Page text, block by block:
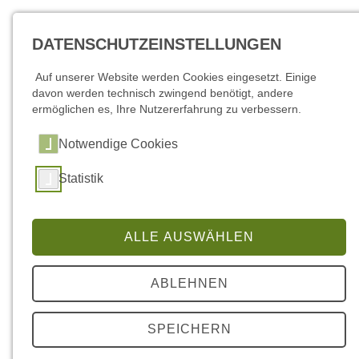
Schorfheidekurier 2020
Dezember 2020, Nr. 10/20
November 2020, Nr. 09/20
DATENSCHUTZEINSTELLUNGEN
Auf unserer Website werden Cookies eingesetzt. Einige
davon werden technisch zwingend benötigt, andere
ermöglichen es, Ihre Nutzererfahrung zu verbessern.
Notwendige Cookies
Statistik
ALLE AUSWÄHLEN
ABLEHNEN
SPEICHERN